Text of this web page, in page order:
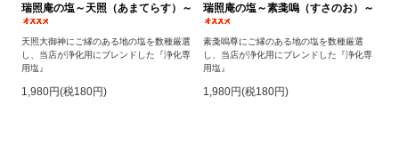
瑞照庵の塩～天照（あまてらす）～
天照大御神にご縁のある地の塩を数種厳選
し、当店が浄化用にブレンドした『浄化専
用塩』
1,980円(税180円)
瑞照庵の塩～素戔嗚（すさのお）～
素戔嗚尊にご縁のある地の塩を数種厳選
し、当店が浄化用にブレンドした『浄化専
用塩』
1,980円(税180円)